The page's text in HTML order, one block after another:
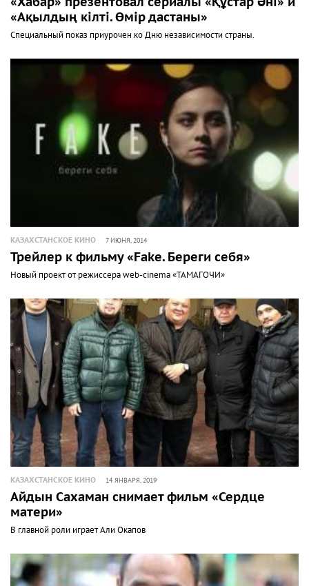
«Ақылдың кілті. Өмір дастаны»
Специальный показ приурочен ко Дню независимости страны.
КАЗАХСТАНСКОЕ КИНО 7 ИЮНЯ, 2014
Трейлер к фильму «Fake. Береги себя»
Новый проект от режиссера web-cinema «ТАМАГОЧИ»
КАЗАХСТАНСКОЕ КИНО 14 ЯНВАРЯ, 2019
Айдын Сахаман снимает фильм «Сердце
матери»
В главной роли играет Али Окапов